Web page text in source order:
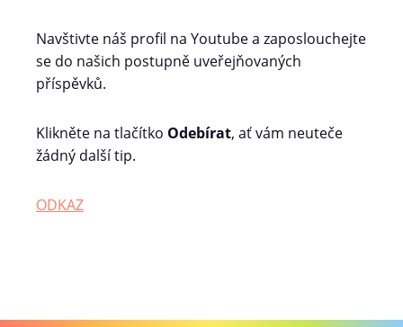
Navštivte náš profil na Youtube a zaposlouchejte
se do našich postupně uveřejňovaných
příspěvků.
Klikněte na tlačítko Odebírat, ať vám neuteče
žádný další tip.
ODKAZ